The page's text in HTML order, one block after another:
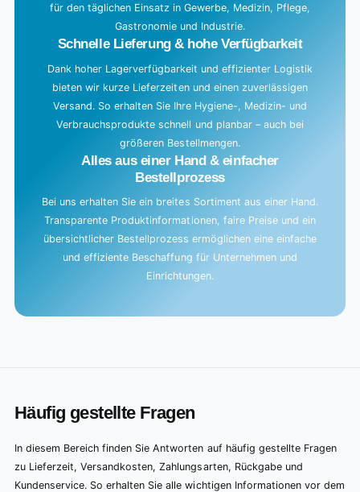
für den täglichen Einsatz in Gewerbe, Medizin, Pflege,
Gastronomie und Industrie.
Schnelle Lieferung & hohe Verfügbarkeit
Dank hoher Lagerverfügbarkeit und effizienter Logistik
bieten wir kurze Lieferzeiten und einen zuverlässigen
Versand. So erhalten Sie Ihre Hygiene-, Medizin- und
Verbrauchsprodukte schnell und planbar – auch bei
größeren Bestellmengen.
Alles aus einer Hand & einfacher
Bestellprozess
Bei uns erhalten Sie ein breites Sortiment aus einer Hand.
Transparente Produktinformationen, faire Preise und ein
übersichtlicher Bestellprozess ermöglichen eine einfache
und effiziente Beschaffung für Unternehmen und
Einrichtungen.
Häufig gestellte Fragen
In diesem Bereich finden Sie Antworten auf häufig gestellte Fragen
zu Lieferzeit, Versandkosten, Zahlungsarten, Rückgabe und
Kundenservice. So erhalten Sie alle wichtigen Informationen vor dem